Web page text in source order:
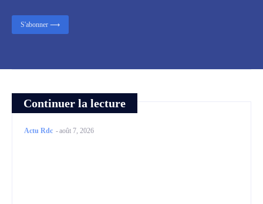
Continuer la lecture
Actu Rdc -août 7, 2026
S'abonner ⟶